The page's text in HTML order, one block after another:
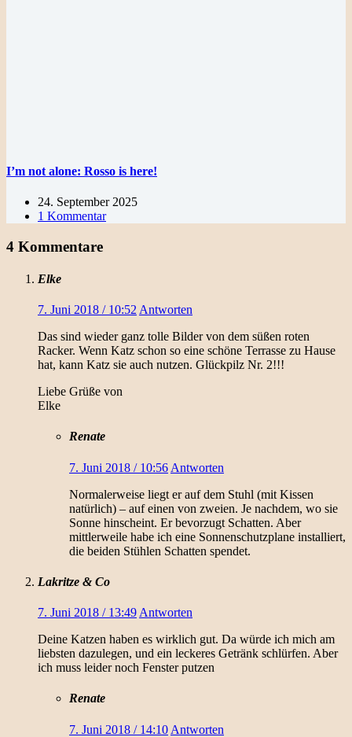
I’m not alone: Rosso is here!
24. September 2025
1 Kommentar
4 Kommentare
Elke
7. Juni 2018 / 10:52 Antworten
Das sind wieder ganz tolle Bilder von dem süßen roten
Racker. Wenn Katz schon so eine schöne Terrasse zu Hause
hat, kann Katz sie auch nutzen. Glückpilz Nr. 2!!!
Liebe Grüße von
Elke
Renate
7. Juni 2018 / 10:56 Antworten
Normalerweise liegt er auf dem Stuhl (mit Kissen
natürlich) – auf einen von zweien. Je nachdem, wo sie
Sonne hinscheint. Er bevorzugt Schatten. Aber
mittlerweile habe ich eine Sonnenschutzplane installiert,
die beiden Stühlen Schatten spendet.
Lakritze & Co
7. Juni 2018 / 13:49 Antworten
Deine Katzen haben es wirklich gut. Da würde ich mich am
liebsten dazulegen, und ein leckeres Getränk schlürfen. Aber
ich muss leider noch Fenster putzen
Renate
7. Juni 2018 / 14:10 Antworten